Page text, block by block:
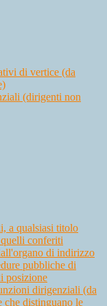
di vertice (da
(dirigenti non
a qualsiasi titolo
conferiti
di indirizzo
pubbliche di
posizione
dirigenziali (da
che distinguano le